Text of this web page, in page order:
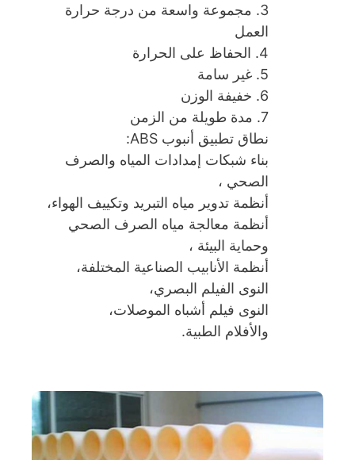
3. مجموعة واسعة من درجة حرارة
العمل
4. الحفاظ على الحرارة
5. غير سامة
6. خفيفة الوزن
7. مدة طويلة من الزمن
نطاق تطبيق أنبوب ABS:
بناء شبكات إمدادات المياه والصرف
الصحي ،
أنظمة تدوير مياه التبريد وتكييف الهواء،
أنظمة معالجة مياه الصرف الصحي
وحماية البيئة ،
أنظمة الأنابيب الصناعية المختلفة،
النوى الفيلم البصري،
النوى فيلم أشباه الموصلات،
والأفلام الطبية.